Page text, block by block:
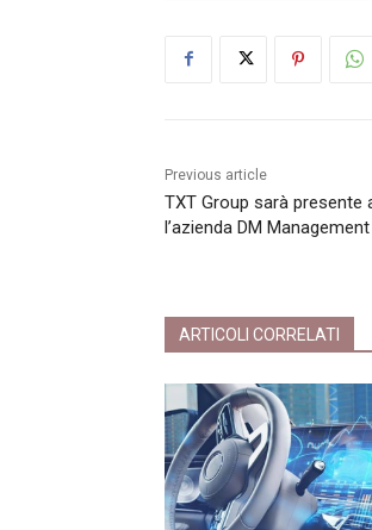
Previous article
TXT Group sarà presente
l’azienda DM
ARTICOLI CORRELATI